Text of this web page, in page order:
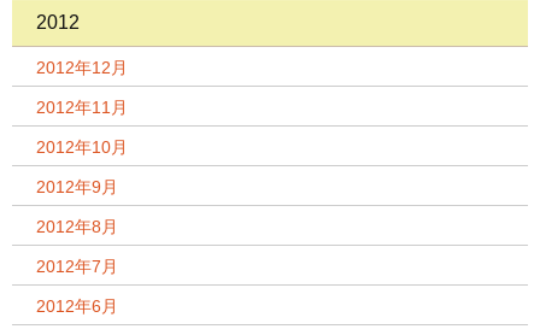
2012
2012年12月
2012年11月
2012年10月
2012年9月
2012年8月
2012年7月
2012年6月